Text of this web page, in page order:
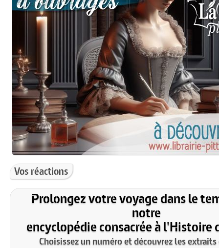
Vos réactions
Prolongez votre voyage dans le
notre
encyclopédie consacrée à l'Histoire
Choisissez un numéro et découvrez les